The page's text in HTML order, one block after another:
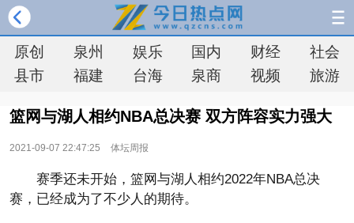
原创 泉州 娱乐 国内 财经
社会
县市
福建 台海 泉商 视频 旅游
篮网与湖人相约NBA总决赛 双方阵容实力强大
2021-09-07 22:47:25 体坛周报
赛季还未开始，篮网与湖人相约2022年NBA总决
赛，已经成为了不少人的期待。